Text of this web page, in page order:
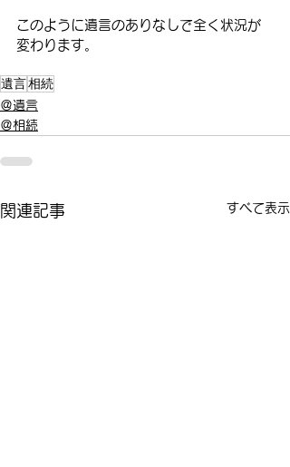
このように遺言のありなしで全く状況が
変わります。
遺言相続
＠遺言
＠相続
関連記事 すべて表示